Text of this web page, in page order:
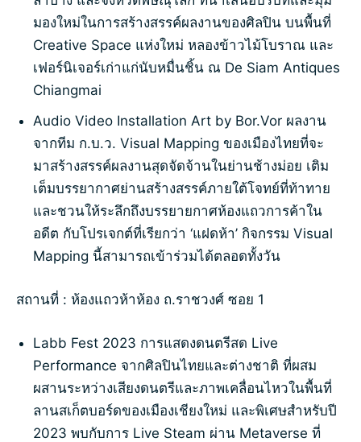
มองใหม่ในการสร้างสรรค์ผลงานของศิลปิน บนพื้นที่
Creative Space แห่งใหม่ หลองข้าวไม้โบราณ และ
เฟอร์นิเจอร์เก่าแก่นับหมื่นชิ้น ณ De Siam Antiques
Chiangmai
Audio Video Installation Art by Bor.Vor ผลงาน
จากทีม ก.บ.ว. Visual Mapping ของเมืองไทยที่จะ
มาสร้างสรรค์ผลงานสุดจัดจ้านในย่านช้างม่อย เติม
เต็มบรรยากาศย่านสร้างสรรค์ภายใต้โจทย์ที่ท้าทาย
และชวนให้ระลึกถึงบรรยายกาศห้องแถวการค้าใน
อดีต กับโปรเจกต์ที่เรียกว่า ‘แฝดห้า’ กิจกรรม Visual
Mapping นี้สามารถเข้าร่วมได้ตลอดทั้งวัน
สถานที่ : ห้องแถวห้าห้อง ถ.ราชวงศ์ ซอย 1
Labb Fest 2023 การแสดงดนตรีสด Live
Performance จากศิลปินไทยและต่างชาติ ที่ผสม
ผสานระหว่างเสียงดนตรีและภาพเคลื่อนไหวในพื้นที่
ลานสเก็ตบอร์ดของเมืองเชียงใหม่ และพิเศษสำหรับปี
2023 พบกับการ Live Steam ผ่าน Metaverse ที่